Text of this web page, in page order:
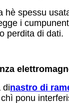
hè spessu
i
perdita di dati.
dinastro di
ponu